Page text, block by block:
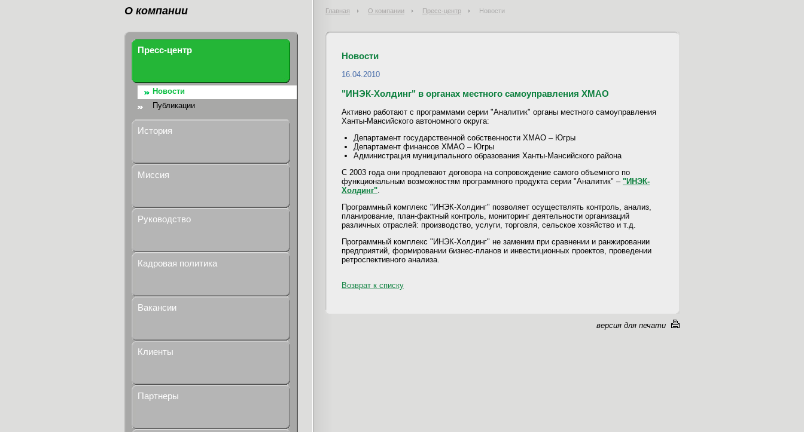
О компании Главная О компании Пресс-центр Новости
Пресс-центр
Новости
Публикации
История
Миссия
Руководство
Кадровая политика
Вакансии
Клиенты
Партнеры
Новости
16.04.2010
"ИНЭК-Холдинг" в органах местного самоуправления ХМАО
Активно работают с программами серии "Аналитик" органы местного самоуправления
Ханты-Мансийского автономного округа:
Департамент государственной собственности ХМАО – Югры
Департамент финансов ХМАО – Югры
Администрация муниципального образования Ханты-Мансийского района
С 2003 года они продлевают договора на сопровождение самого объемного по
функциональным возможностям программного продукта серии "Аналитик" – "ИНЭК-
Холдинг"
Программный комплекс "ИНЭК-Холдинг" позволяет осуществлять контроль, анализ,
планирование, план-фактный контроль, мониторинг деятельности организаций
различных отраслей: производство, услуги, торговля, сельское хозяйство и т.д.
Программный комплекс "ИНЭК-Холдинг" не заменим при сравнении и ранжировании
предприятий, формировании бизнес-планов и инвестиционных проектов, проведении
ретроспективного анализа.
Возврат к списку
версия для печати